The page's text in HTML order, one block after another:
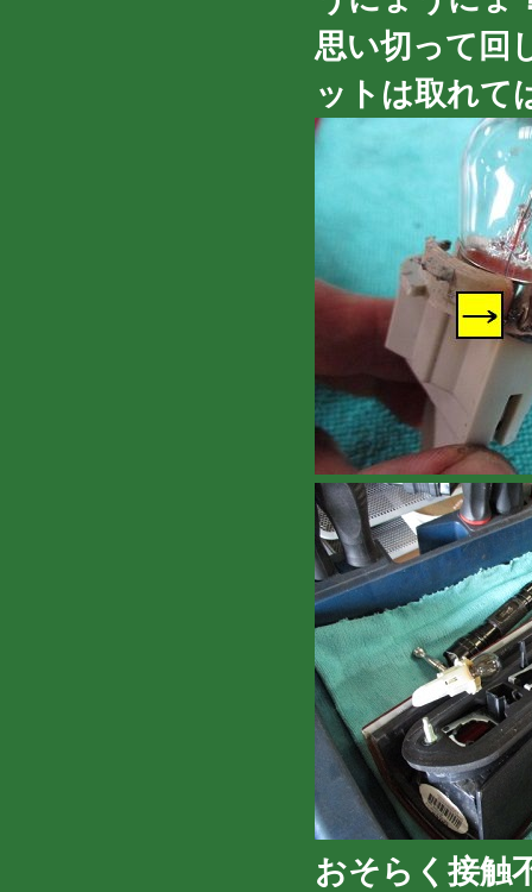
思い切って回
ットは取れて
おそらく接触